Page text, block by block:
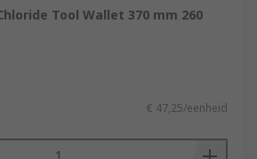
Tool Wallet 370 mm 260
€ 47,25/eenheid